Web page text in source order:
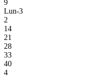
9
Lun-3
2
14
21
28
33
40
4